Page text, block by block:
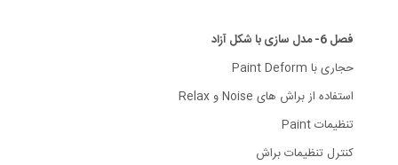
فصل 6- مدل سازی با شکل آزاد
حجاری با Paint Deform
استفاده از براش های Noise و Relax
تنظیمات Paint
کنترل تنظیمات براش